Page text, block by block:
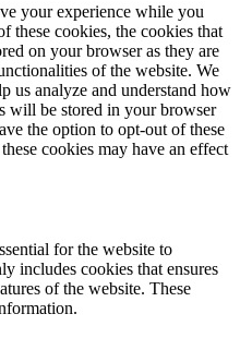
your experience while you
these cookies, the cookies that
on your browser as they are
of the website. We
us analyze and understand how
will be stored in your browser
the option to opt-out of these
cookies may have an effect
for the website to
includes cookies that ensures
of the website. These